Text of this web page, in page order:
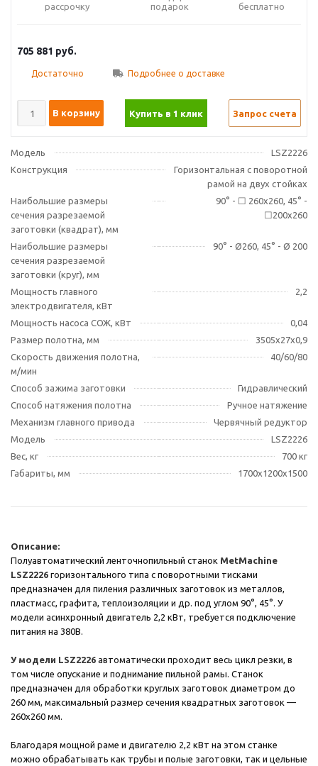
рассрочку
подарок
бесплатно
705 881 руб.
Достаточно Подробнее о доставке
В корзину Купить в 1 клик Запрос счета
Модель
LSZ2226
Конструкция
Горизонтальная с поворотной
рамой на двух стойках
Наибольшие размеры
сечения разрезаемой
заготовки (квадрат), мм
90° - ☐ 260х260, 45° -
☐200х260
Наибольшие размеры
сечения разрезаемой
заготовки (круг), мм
90° - Ø260, 45° - Ø 200
Мощность главного
электродвигателя, кВт
2,2
Мощность насоса СОЖ, кВт
0,04
Размер полотна, мм
3505х27х0,9
Скорость движения полотна,
м/мин
40/60/80
Способ зажима заготовки
Гидравлический
Способ натяжения полотна
Ручное натяжение
Механизм главного привода
Червячный редуктор
Модель
LSZ2226
Вес, кг
700 кг
Габариты, мм
1700х1200х1500
Описание:
Полуавтоматический ленточнопильный станок MetMachine
LSZ2226 горизонтального типа с поворотными тисками
предназначен для пиления различных заготовок из металлов,
пластмасс, графита, теплоизоляции и др. под углом 90°, 45°. У
модели асинхронный двигатель 2,2 кВт, требуется подключение
питания на 380В.
У модели LSZ2226 автоматически проходит весь цикл резки, в
том числе опускание и поднимание пильной рамы. Станок
предназначен для обработки круглых заготовок диаметром до
260 мм, максимальный размер сечения квадратных заготовок —
260х260 мм.
Благодаря мощной раме и двигателю 2,2 кВт на этом станке
можно обрабатывать как трубы и полые заготовки, так и цельные